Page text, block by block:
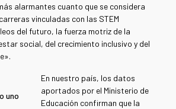
alarmantes cuanto que se considera
vinculadas con las STEM
del futuro, la fuerza motriz de la
social, del crecimiento inclusivo y del
uno
En nuestro país, los datos
aportados por el Ministerio de
Educación confirman que la